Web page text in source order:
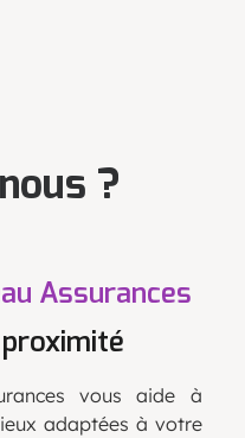
?
Assurances
vous aide à
adaptées à votre